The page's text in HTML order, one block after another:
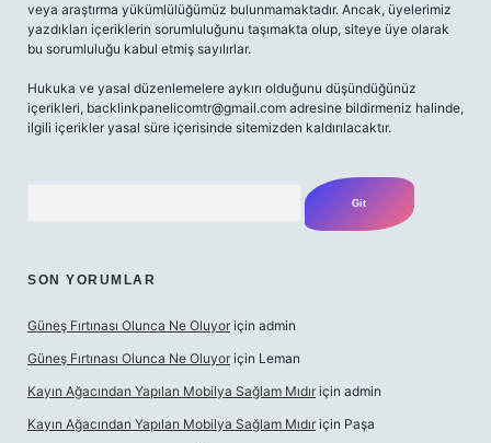
veya araştırma yükümlülüğümüz bulunmamaktadır. Ancak, üyelerimiz
yazdıkları içeriklerin sorumluluğunu taşımakta olup, siteye üye olarak
bu sorumluluğu kabul etmiş sayılırlar.
Hukuka ve yasal düzenlemelere aykırı olduğunu düşündüğünüz
içerikleri, backlinkpanelicomtr@gmail.com adresine bildirmeniz halinde,
ilgili içerikler yasal süre içerisinde sitemizden kaldırılacaktır.
SON YORUMLAR
Güneş Fırtınası Olunca Ne Oluyor için admin
Güneş Fırtınası Olunca Ne Oluyor için Leman
Kayın Ağacından Yapılan Mobilya Sağlam Mıdır için admin
Kayın Ağacından Yapılan Mobilya Sağlam Mıdır için Paşa